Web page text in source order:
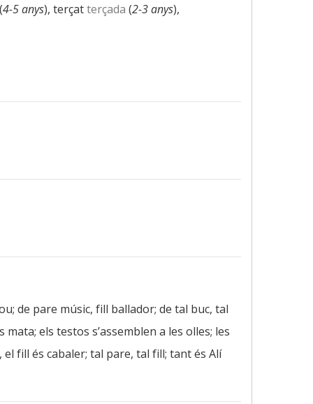
(4-5 anys), terçatterçada (2-3 anys),
de pare músic, fill ballador; de tal buc, tal
els testos s’assemblen a les olles; les
el fill és cabaler; tal pare, tal fill; tant és Alí